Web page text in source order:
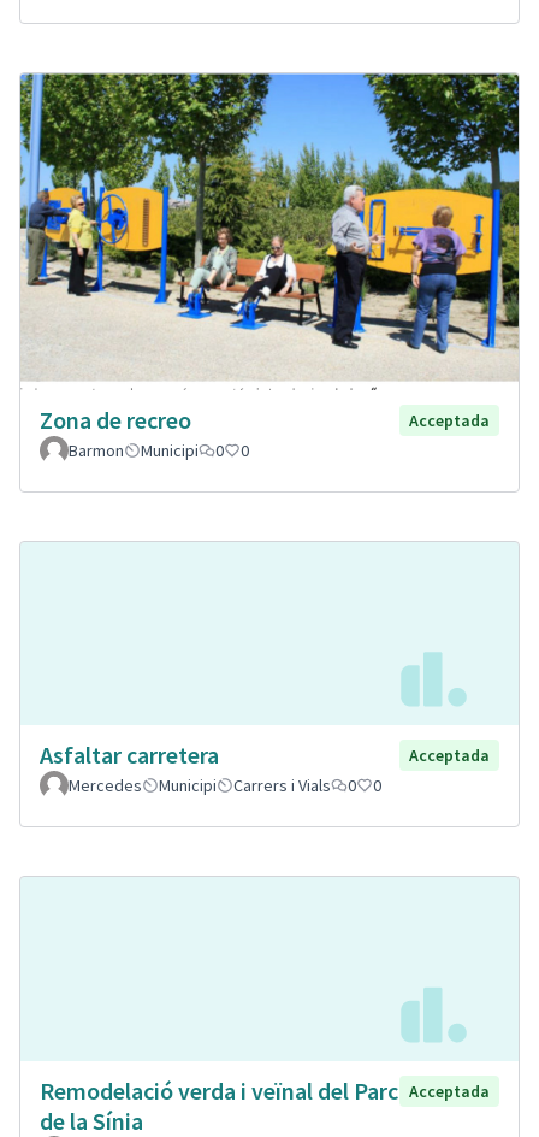
Zona de recreo
Acceptada
Barmon
Municipi 0 0
Asfaltar carretera
Acceptada
Mercedes
Municipi Carrers i Vials 0 0
Remodelació verda i veïnal del Parc
de la Sínia
Acceptada